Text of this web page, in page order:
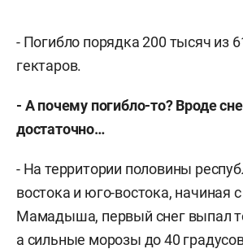
- Погибло порядка 200 тысяч из
гектаров.
- А почему погибло-то? Вроде
достаточно…
- На территории половины
востока и юго-востока, начиная
Мамадыша, первый снег выпал
а сильные морозы до 40